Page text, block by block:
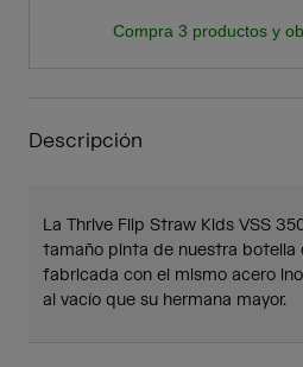
Compra 3 productos y
Descripción
La Thrive Flip Straw Kids VSS
tamaño pinta de nuestra botella
fabricada con el mismo acero
al vacío que su hermana mayor.